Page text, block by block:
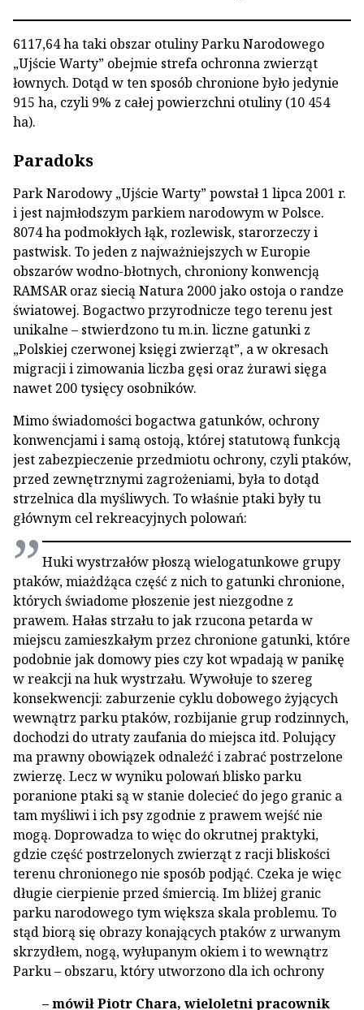
6117,64 ha taki obszar otuliny Parku Narodowego
„Ujście Warty” obejmie strefa ochronna zwierząt
łownych. Dotąd w ten sposób chronione było jedynie
915 ha, czyli 9% z całej powierzchni otuliny (10 454
ha).
Paradoks
Park Narodowy „Ujście Warty” powstał 1 lipca 2001 r.
i jest najmłodszym parkiem narodowym w Polsce.
8074 ha podmokłych łąk, rozlewisk, starorzeczy i
pastwisk. To jeden z najważniejszych w Europie
obszarów wodno-błotnych, chroniony konwencją
RAMSAR oraz siecią Natura 2000 jako ostoja o randze
światowej. Bogactwo przyrodnicze tego terenu jest
unikalne – stwierdzono tu m.in. liczne gatunki z
„Polskiej czerwonej księgi zwierząt”, a w okresach
migracji i zimowania liczba gęsi oraz żurawi sięga
nawet 200 tysięcy osobników.
Mimo świadomości bogactwa gatunków, ochrony
konwencjami i samą ostoją, której statutową funkcją
jest zabezpieczenie przedmiotu ochrony, czyli ptaków,
przed zewnętrznymi zagrożeniami, była to dotąd
strzelnica dla myśliwych. To właśnie ptaki były tu
głównym cel rekreacyjnych polowań:
Huki wystrzałów płoszą wielogatunkowe grupy
ptaków, miażdżąca część z nich to gatunki chronione,
których świadome płoszenie jest niezgodne z
prawem. Hałas strzału to jak rzucona petarda w
miejscu zamieszkałym przez chronione gatunki, które
podobnie jak domowy pies czy kot wpadają w panikę
w reakcji na huk wystrzału. Wywołuje to szereg
konsekwencji: zaburzenie cyklu dobowego żyjących
wewnątrz parku ptaków, rozbijanie grup rodzinnych,
dochodzi do utraty zaufania do miejsca itd. Polujący
ma prawny obowiązek odnaleźć i zabrać postrzelone
zwierzę. Lecz w wyniku polowań blisko parku
poranione ptaki są w stanie dolecieć do jego granic a
tam myśliwi i ich psy zgodnie z prawem wejść nie
mogą. Doprowadza to więc do okrutnej praktyki,
gdzie część postrzelonych zwierząt z racji bliskości
terenu chronionego nie sposób podjąć. Czeka je więc
długie cierpienie przed śmiercią. Im bliżej granic
parku narodowego tym większa skala problemu. To
stąd biorą się obrazy konających ptaków z urwanym
skrzydłem, nogą, wyłupanym okiem i to wewnątrz
Parku – obszaru, który utworzono dla ich ochrony
– mówił Piotr Chara, wieloletni pracownik